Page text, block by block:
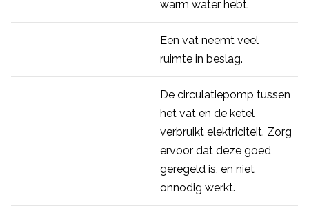
warm water hebt.
Een vat neemt veel
ruimte in beslag.
De circulatiepomp tussen
het vat en de ketel
verbruikt elektriciteit. Zorg
ervoor dat deze goed
geregeld is, en niet
onnodig werkt.